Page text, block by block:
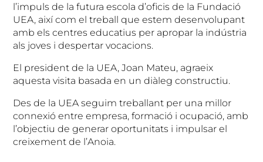
l’impuls de la futura escola d’oficis de la Fundació
UEA, així com el treball que estem desenvolupant
amb els centres educatius per apropar la indústria
als joves i despertar vocacions.
El president de la UEA, Joan Mateu, agraeix
aquesta visita basada en un diàleg constructiu.
Des de la UEA seguim treballant per una millor
connexió entre empresa, formació i ocupació, amb
l’objectiu de generar oportunitats i impulsar el
creixement de l’Anoia.